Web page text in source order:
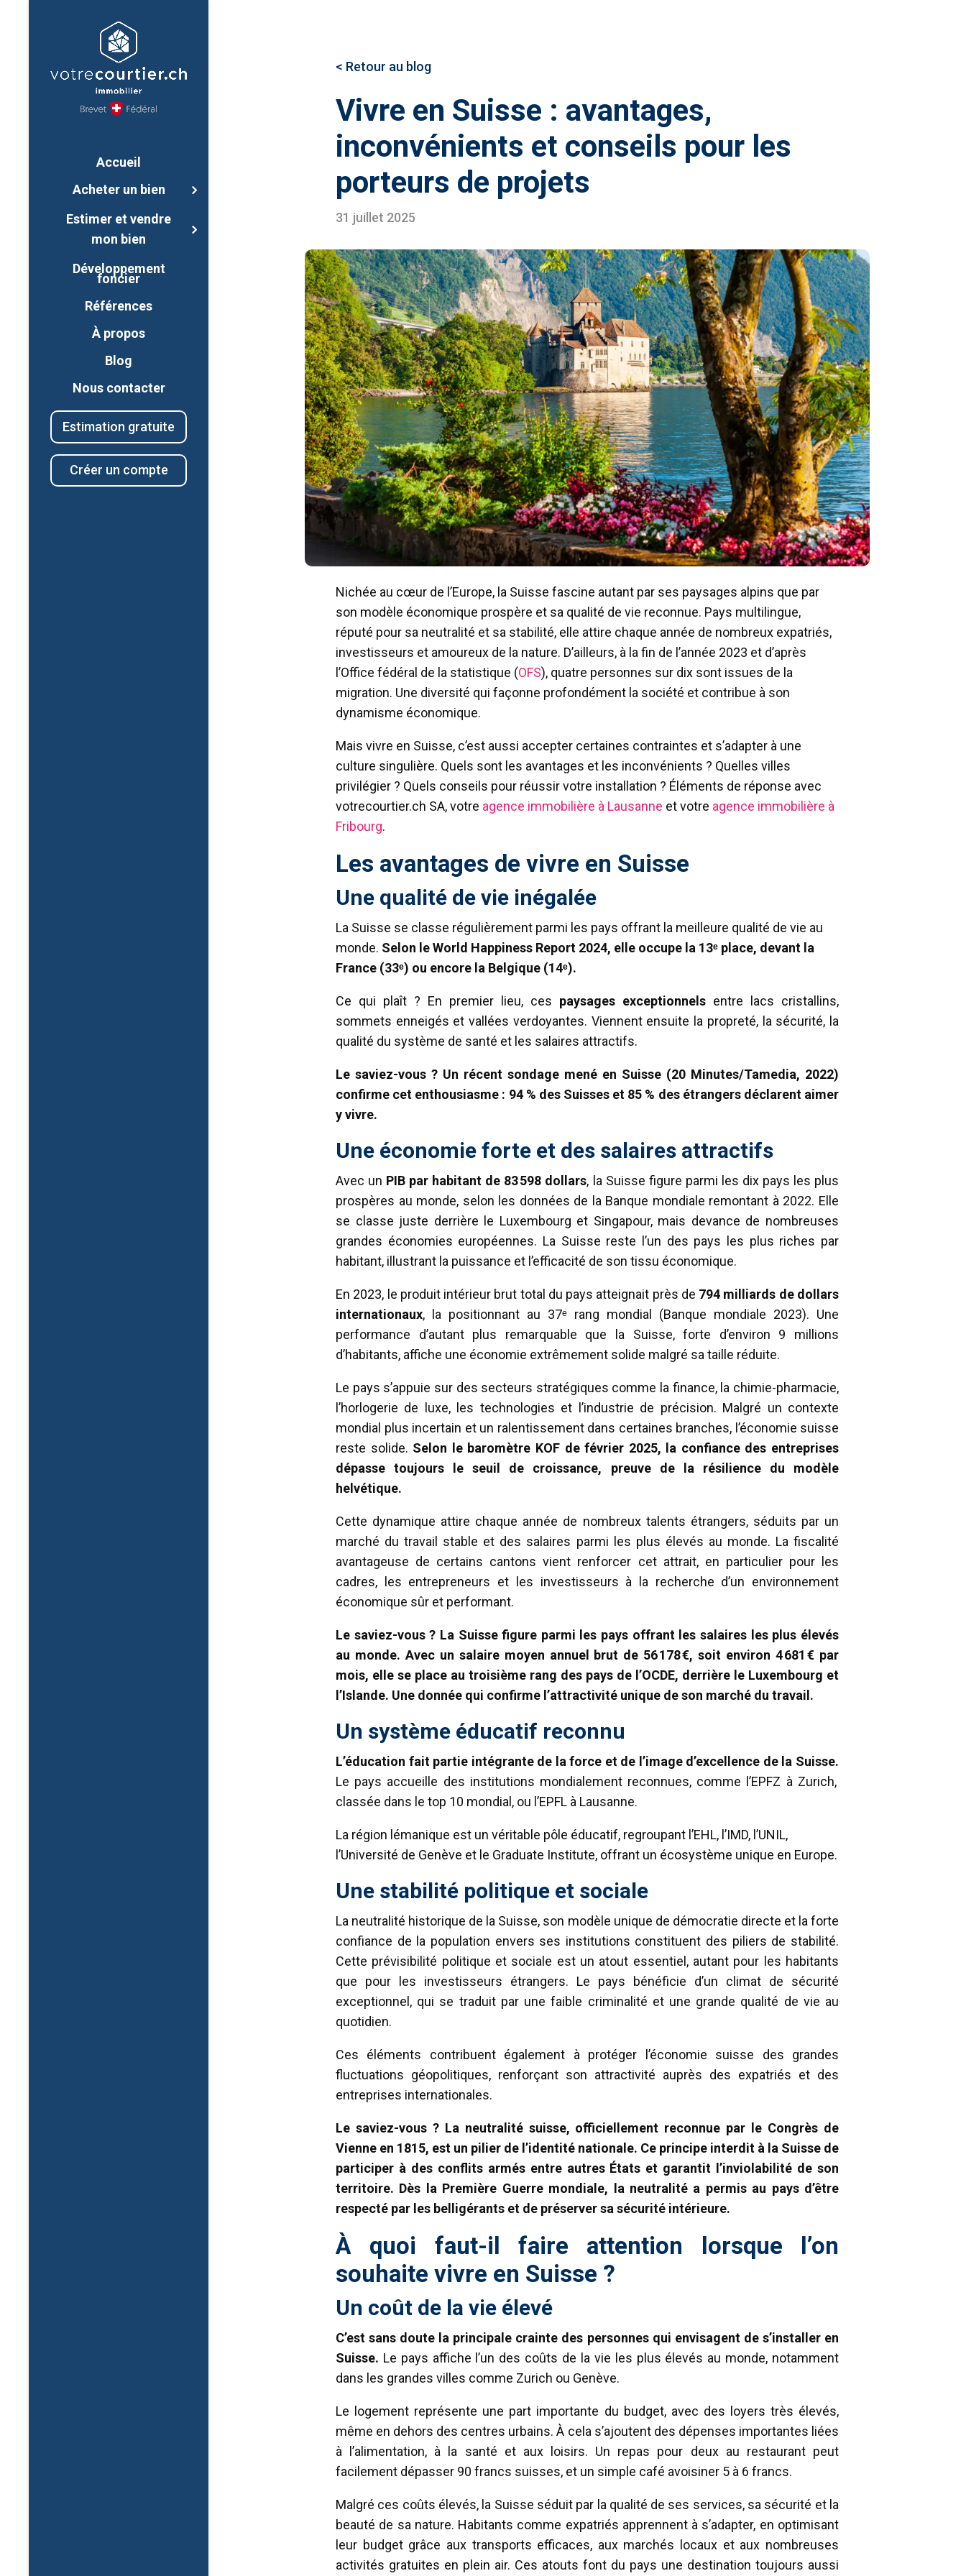
Accueil
Acheter un bien
Estimer et vendre
mon bien
Développement
foncier
Références
À propos
Blog
Nous contacter
Estimation gratuite
Créer un compte
< Retour au blog
Vivre en Suisse : avantages,
inconvénients et conseils pour les
porteurs de projets
31 juillet 2025
Nichée au cœur de l’Europe, la Suisse fascine autant par ses paysages alpins que par
son modèle économique prospère et sa qualité de vie reconnue. Pays multilingue,
réputé pour sa neutralité et sa stabilité, elle attire chaque année de nombreux expatriés,
investisseurs et amoureux de la nature. D’ailleurs, à la fin de l’année 2023 et d’après
l’Office fédéral de la statistique (OFS), quatre personnes sur dix sont issues de la
migration. Une diversité qui façonne profondément la société et contribue à son
dynamisme économique.
Mais vivre en Suisse, c’est aussi accepter certaines contraintes et s’adapter à une
culture singulière. Quels sont les avantages et les inconvénients ? Quelles villes
privilégier ? Quels conseils pour réussir votre installation ? Éléments de réponse avec
votrecourtier.ch SA, votre agence immobilière à Lausanne et votre agence immobilière à
Fribourg.
Les avantages de vivre en Suisse
Une qualité de vie inégalée
La Suisse se classe régulièrement parmi les pays offrant la meilleure qualité de vie au
monde. Selon le World Happiness Report 2024, elle occupe la 13ᵉ place, devant la
France (33ᵉ) ou encore la Belgique (14ᵉ).
Ce qui plaît ? En premier lieu, ces paysages exceptionnels entre lacs cristallins,
sommets enneigés et vallées verdoyantes. Viennent ensuite la propreté, la sécurité, la
qualité du système de santé et les salaires attractifs.
Le saviez-vous ? Un récent sondage mené en Suisse (20 Minutes/Tamedia, 2022)
confirme cet enthousiasme : 94 % des Suisses et 85 % des étrangers déclarent aimer
y vivre.
Une économie forte et des salaires attractifs
Avec un PIB par habitant de 83 598 dollars, la Suisse figure parmi les dix pays les plus
prospères au monde, selon les données de la Banque mondiale remontant à 2022. Elle
se classe juste derrière le Luxembourg et Singapour, mais devance de nombreuses
grandes économies européennes. La Suisse reste l’un des pays les plus riches par
habitant, illustrant la puissance et l’efficacité de son tissu économique.
En 2023, le produit intérieur brut total du pays atteignait près de 794 milliards de dollars
internationaux, la positionnant au 37ᵉ rang mondial (Banque mondiale 2023). Une
performance d’autant plus remarquable que la Suisse, forte d’environ 9 millions
d’habitants, affiche une économie extrêmement solide malgré sa taille réduite.
Le pays s’appuie sur des secteurs stratégiques comme la finance, la chimie-pharmacie,
l’horlogerie de luxe, les technologies et l’industrie de précision. Malgré un contexte
mondial plus incertain et un ralentissement dans certaines branches, l’économie suisse
reste solide. Selon le baromètre KOF de février 2025, la confiance des entreprises
dépasse toujours le seuil de croissance, preuve de la résilience du modèle
helvétique.
Cette dynamique attire chaque année de nombreux talents étrangers, séduits par un
marché du travail stable et des salaires parmi les plus élevés au monde. La fiscalité
avantageuse de certains cantons vient renforcer cet attrait, en particulier pour les
cadres, les entrepreneurs et les investisseurs à la recherche d’un environnement
économique sûr et performant.
Le saviez-vous ? La Suisse figure parmi les pays offrant les salaires les plus élevés
au monde. Avec un salaire moyen annuel brut de 56 178 €, soit environ 4 681 € par
mois, elle se place au troisième rang des pays de l’OCDE, derrière le Luxembourg et
l’Islande. Une donnée qui confirme l’attractivité unique de son marché du travail.
Un système éducatif reconnu
L’éducation fait partie intégrante de la force et de l’image d’excellence de la Suisse.
Le pays accueille des institutions mondialement reconnues, comme l’EPFZ à Zurich,
classée dans le top 10 mondial, ou l’EPFL à Lausanne.
La région lémanique est un véritable pôle éducatif, regroupant l’EHL, l’IMD, l’UNIL,
l’Université de Genève et le Graduate Institute, offrant un écosystème unique en Europe.
Une stabilité politique et sociale
La neutralité historique de la Suisse, son modèle unique de démocratie directe et la forte
confiance de la population envers ses institutions constituent des piliers de stabilité.
Cette prévisibilité politique et sociale est un atout essentiel, autant pour les habitants
que pour les investisseurs étrangers. Le pays bénéficie d’un climat de sécurité
exceptionnel, qui se traduit par une faible criminalité et une grande qualité de vie au
quotidien.
Ces éléments contribuent également à protéger l’économie suisse des grandes
fluctuations géopolitiques, renforçant son attractivité auprès des expatriés et des
entreprises internationales.
Le saviez-vous ? La neutralité suisse, officiellement reconnue par le Congrès de
Vienne en 1815, est un pilier de l’identité nationale. Ce principe interdit à la Suisse de
participer à des conflits armés entre autres États et garantit l’inviolabilité de son
territoire. Dès la Première Guerre mondiale, la neutralité a permis au pays d’être
respecté par les belligérants et de préserver sa sécurité intérieure.
À quoi faut-il faire attention lorsque l’on
souhaite vivre en Suisse ?
Un coût de la vie élevé
C’est sans doute la principale crainte des personnes qui envisagent de s’installer en
Suisse. Le pays affiche l’un des coûts de la vie les plus élevés au monde, notamment
dans les grandes villes comme Zurich ou Genève.
Le logement représente une part importante du budget, avec des loyers très élevés,
même en dehors des centres urbains. À cela s’ajoutent des dépenses importantes liées
à l’alimentation, à la santé et aux loisirs. Un repas pour deux au restaurant peut
facilement dépasser 90 francs suisses, et un simple café avoisiner 5 à 6 francs.
Malgré ces coûts élevés, la Suisse séduit par la qualité de ses services, sa sécurité et la
beauté de sa nature. Habitants comme expatriés apprennent à s’adapter, en optimisant
leur budget grâce aux transports efficaces, aux marchés locaux et aux nombreuses
activités gratuites en plein air. Ces atouts font du pays une destination toujours aussi